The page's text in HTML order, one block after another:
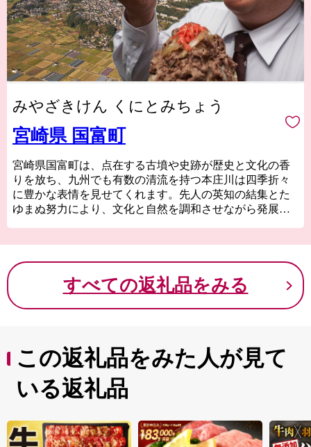
みやざきけん くにとみちょう
宮崎県 国富町
宮崎県国富町は、点在する古墳や史跡が歴史と文化の香
りを放ち、九州でも有数の清流を持つ本庄川は四季折々
に豊かな表情を見せてくれます。先人の英知の結集とた
ゆまぬ努力により、文化と自然を調和させながら発展し
ています。また、多くの誘致企業が立地し、温暖な気候
の中、豊富な人材と自然(清流)を活かし発展しています。
これからも「人がつながる 未来につながる 元気なま
どうぞ、国富町の特産品をご堪能ください。
すべての返礼品をみる
この返礼品をみた人が見て
いる返礼品